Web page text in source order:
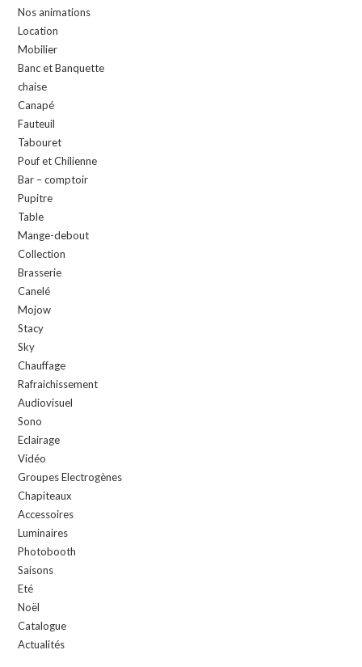
Nos animations
Location
Mobilier
Banc et Banquette
chaise
Canapé
Fauteuil
Tabouret
Pouf et Chilienne
Bar – comptoir
Pupitre
Table
Mange-debout
Collection
Brasserie
Canelé
Mojow
Stacy
Sky
Chauffage
Rafraichissement
Audiovisuel
Sono
Eclairage
Vidéo
Groupes Electrogènes
Chapiteaux
Accessoires
Luminaires
Photobooth
Saisons
Eté
Noël
Catalogue
Actualités